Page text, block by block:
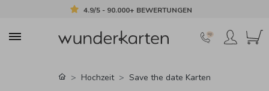
4.9/5 - 90.000+ BEWERTUNGEN
Hochzeit Save the date Karten